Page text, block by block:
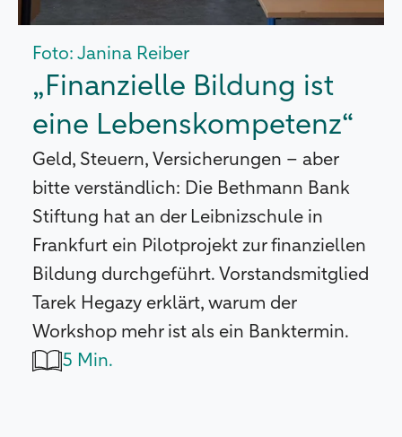
Foto: Janina Reiber
„Finanzielle Bildung ist
eine Lebenskompetenz“
Geld, Steuern, Versicherungen – aber
bitte verständlich: Die Bethmann Bank
Stiftung hat an der Leibnizschule in
Frankfurt ein Pilotprojekt zur finanziellen
Bildung durchgeführt. Vorstandsmitglied
Tarek Hegazy erklärt, warum der
Workshop mehr ist als ein Banktermin.
5 Min.